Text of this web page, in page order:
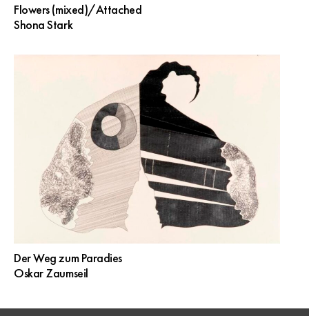
Flowers (mixed)/Attached
Shona Stark
Der Weg zum Paradies
Oskar Zaumseil